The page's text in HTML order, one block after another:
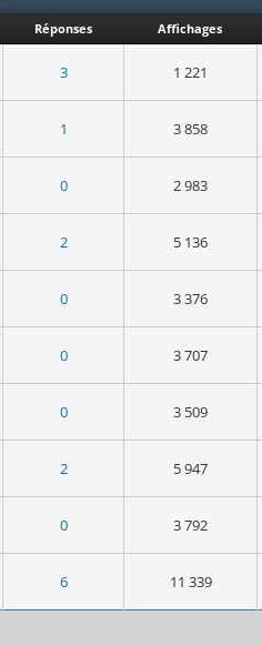
Réponses Affichages
3 1 221
1 3 858
0 2 983
2 5 136
0 3 376
0 3 707
0 3 509
2 5 947
0 3 792
6 11 339